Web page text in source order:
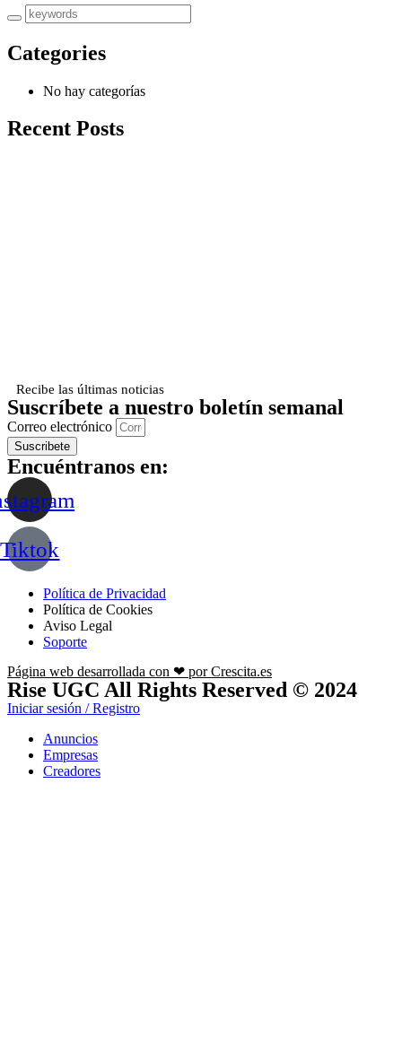
Categories
No hay categorías
Recent Posts
Recibe las últimas noticias
Suscríbete a nuestro boletín semanal
Correo electrónico
Suscribete
Encuéntranos en:
Tiktok
Política de Privacidad
Política de Cookies
Aviso Legal
Soporte
Página web desarrollada con ❤ por Crescita.es
Rise UGC All Rights Reserved © 2024
Iniciar sesión / Registro
Anuncios
Empresas
Creadores